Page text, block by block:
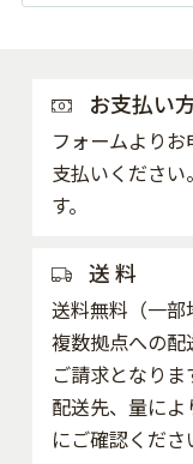
お支払い
フォームより
支払いくださ
す。
送 料
送料無料（一部
複数拠点への
ご請求となりま
配送先、量に
にご確認くださ